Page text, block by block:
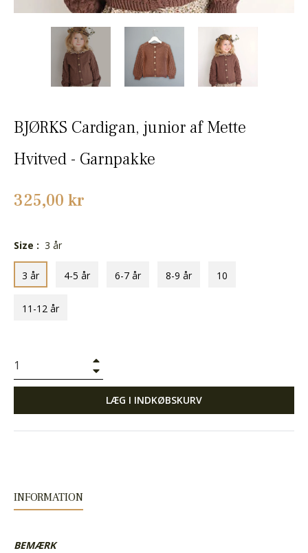
BJØRKS Cardigan, junior af Mette
Hvitved - Garnpakke
Normalpris
325,00 kr
Size : 3 år
3 år 4-5 år 6-7 år 8-9 år 10
11-12 år
LÆG I INDKØBSKURV
INFORMATION
BEMÆRK